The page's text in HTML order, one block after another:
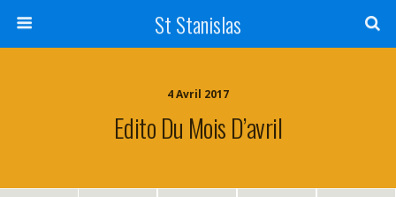
St Stanislas
4 Avril 2017
Edito Du Mois D’avril